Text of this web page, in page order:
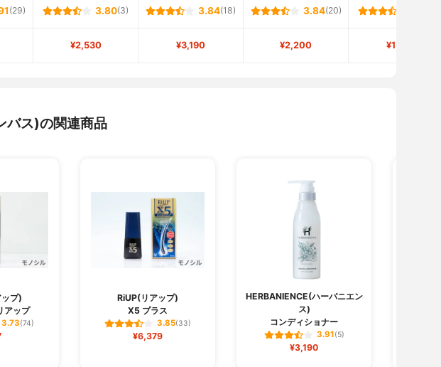
(29) 3.80(3) 3.84(18) 3.84(20)
¥2,530 ¥3,190 ¥2,200 ¥1,753
バス)の関連商品
プ)
アップ
3.73(74)
RiUP(リアップ)
X5 プラス
3.85(33)
¥6,379
HERBANIENCE(ハーバニエン
ス)
コンディショナー
3.91(5)
¥3,190